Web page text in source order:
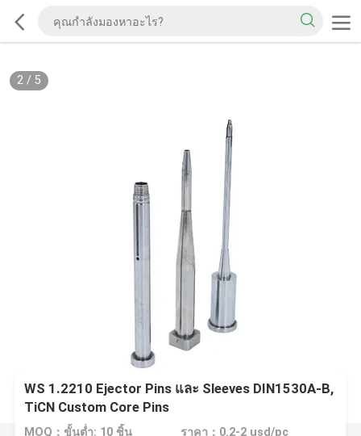
2/ 5
WS 1.2210 Ejector Pins และ Sleeves DIN1530A-B,
TiCN Custom Core Pins
MOQ：ขั้นต่ำ: 10 ชิ้น ราคา：0.2-2 usd/pc